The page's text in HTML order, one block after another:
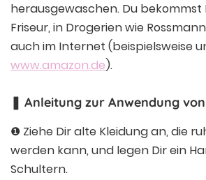
herausgewaschen. Du
Friseur, in Drogerien wie
auch im Internet (beispielsweise
www.amazon.de).
❚ Anleitung zur Anwendung
❶ Ziehe Dir alte Kleidung an, die
werden kann, und legen Dir ein
Schultern.